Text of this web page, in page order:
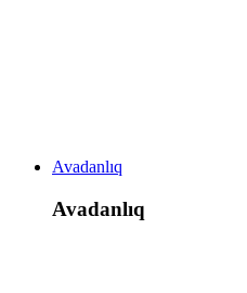
Avadanlıq
Avadanlıq